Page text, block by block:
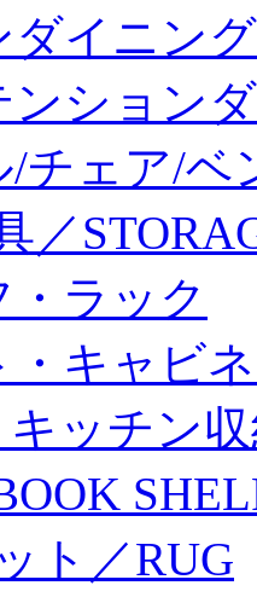
ダイニング
ンション
/チェア/ベ
／
ラック
・キャビ
ッチン
ト／RUG